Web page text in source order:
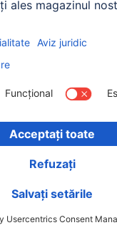
C, E-Marker, USB4